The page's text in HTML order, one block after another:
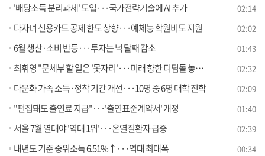
'배당소득 분리과세' 도입···국가전략기술에 AI 추가 02:14
다자녀 신용카드 공제 한도 상향···예체능 학원비도 지원 02:02
6월 생산·소비 반등···투자는 넉 달째 감소 01:43
최휘영 "문체부 할 일은 '못자리'···미래 향한 디딤돌 놓겠다" 02:32
다문화 가족 소득·정착 기간 개선···10명 중 6명 대학 진학 02:09
"편집돼도 출연료 지급"···'출연표준계약서' 개정 01:40
서울 7월 열대야 '역대 1위'···온열질환자 급증 02:39
내년도 기준 중위소득 6.51%↑···역대 최대폭 00:34